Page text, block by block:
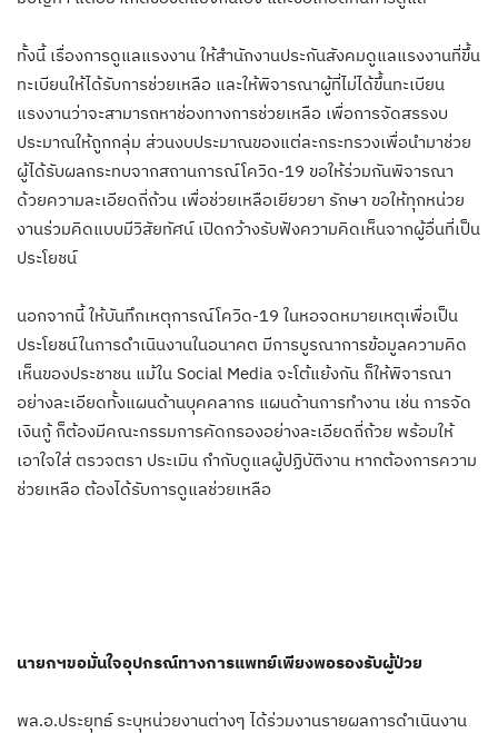
ทั้งนี้ เรื่องการดูแลแรงงาน ให้สำนักงานประกันสังคมดูแลแรงงานที่ขึ้น
ทะเบียนให้ได้รับการช่วยเหลือ และให้พิจารณาผู้ที่ไม่ได้ขึ้นทะเบียน
แรงงานว่าจะสามารถหาช่องทางการช่วยเหลือ เพื่อการจัดสรรงบ
ประมาณให้ถูกกลุ่ม ส่วนงบประมาณของแต่ละกระทรวงเพื่อนำมาช่วย
ผู้ได้รับผลกระทบจากสถานการณ์โควิด-19 ขอให้ร่วมกันพิจารณา
ด้วยความละเอียดถี่ถ้วน เพื่อช่วยเหลือเยียวยา รักษา ขอให้ทุกหน่วย
งานร่วมคิดแบบมีวิสัยทัศน์ เปิดกว้างรับฟังความคิดเห็นจากผู้อื่นที่เป็น
ประโยชน์
นอกจากนี้ ให้บันทึกเหตุการณ์โควิด-19 ในหอจดหมายเหตุเพื่อเป็น
ประโยชน์ในการดำเนินงานในอนาคต มีการบูรณาการข้อมูลความคิด
เห็นของประชาชน แม้ใน Social Media จะโต้แย้งกัน ก็ให้พิจารณา
อย่างละเอียดทั้งแผนด้านบุคคลากร แผนด้านการทำงาน เช่น การจัด
เงินกู้ ก็ต้องมีคณะกรรมการคัดกรองอย่างละเอียดถี่ถ้วย พร้อมให้
เอาใจใส่ ตรวจตรา ประเมิน กำกับดูแลผู้ปฏิบัติงาน หากต้องการความ
ช่วยเหลือ ต้องได้รับการดูแลช่วยเหลือ
นายกฯขอมั่นใจอุปกรณ์ทางการแพทย์เพียงพอรองรับผู้ป่วย
พล.อ.ประยุทธ์ ระบุหน่วยงานต่างๆ ได้ร่วมงานรายผลการดำเนินงาน